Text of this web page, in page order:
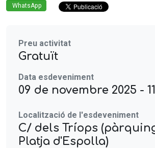
WhatsApp
Preu activitat
Gratuït
Data esdeveniment
09 de novembre 2025 -
Localització de l'esdeveniment
C/ dels Tríops
Platja d'Espolla)